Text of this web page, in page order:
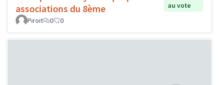
associations du 8ème
au vote
Piroit
0 0